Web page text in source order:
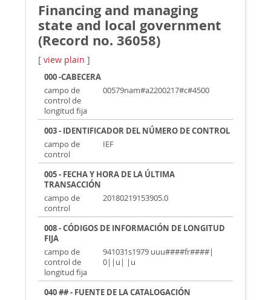
Financing and managing
state and local government
(Record no. 36058)
[view plain ]
000 -CABECERA
campo de
control de
longitud fija
00579nam#a2200217#c#4500
003 - IDENTIFICADOR DEL NÚMERO DE CONTROL
campo de
control
IEF
005 - FECHA Y HORA DE LA ÚLTIMA
TRANSACCIÓN
campo de
control
20180219153905.0
008 - CÓDIGOS DE INFORMACIÓN DE LONGITUD
FIJA
campo de
control de
longitud fija
941031s1979 uuu####fr####|
0||u| |u
040 ## - FUENTE DE LA CATALOGACIÓN